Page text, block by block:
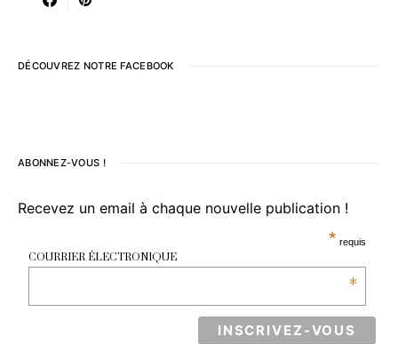
DÉCOUVREZ NOTRE FACEBOOK
ABONNEZ-VOUS !
Recevez un email à chaque nouvelle publication !
* requis
COURRIER ÉLECTRONIQUE
*